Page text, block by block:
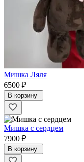
Мишка Ляля
6500 ₽
В корзину
Мишка с сердцем
7900 ₽
В корзину